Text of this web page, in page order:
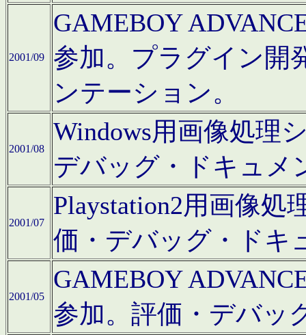
2001/09
GAMEBOY
参加。プラグイン開
ンテーション。
2001/08
Windows用画像処理
デバッグ・ドキュメ
2001/07
Playstation2用画像
価・デバッグ・ドキ
2001/05
GAMEBOY
参加。評価・デバッ